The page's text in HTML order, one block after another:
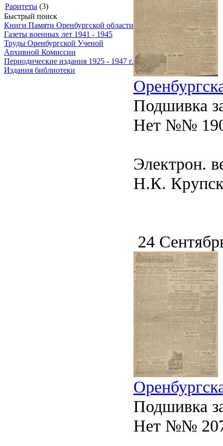
Раритеты (3)
Быстрый поиск
Книги Памяти Оренбургской области
Газеты военных лет 1941 - 1945
Труды Оренбургской Ученой
Архивной Комиссии
Периодические издания 1925 - 1947 г.
Издания библиотеки
Подшивка
Нет №№
Электрон.
Н.К.
24
Подшивка
Нет №№